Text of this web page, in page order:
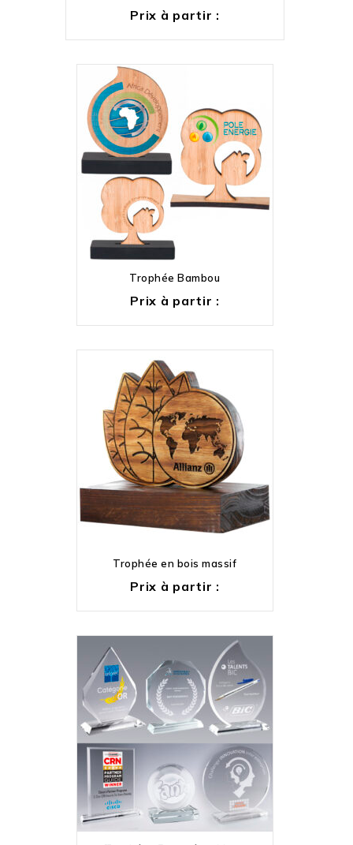
Prix à partir :
Trophée Bambou
Prix à partir :
Trophée en bois massif
Prix à partir :